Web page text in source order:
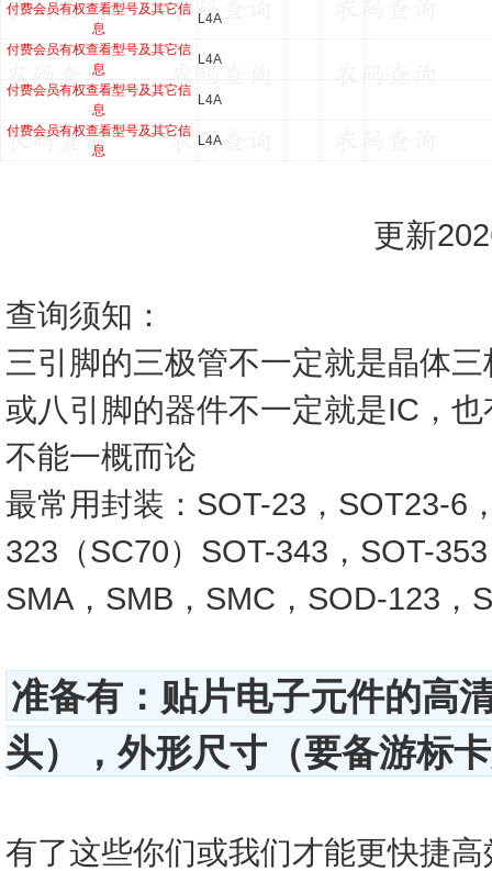
付费会员有权查看型号及其它信
息
L4A
付费会员有权查看型号及其它信
息
L4A
付费会员有权查看型号及其它信
息
L4A
付费会员有权查看型号及其它信
息
L4A
更新
查询须知：
三引脚的三极管不一定就是晶体
或八引脚的器件不一定就是IC，
不能一概而论
最常用封装：SOT-23，SOT23-6
323（SC70）SOT-343，SOT-
SMA，SMB，SMC，SOD-123，
准备有：贴片电子元件的高
头），外形尺寸（要备游标
有了这些你们或我们才能更快捷